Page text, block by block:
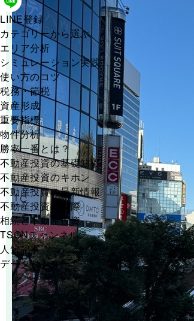
LINE登録
カテゴリーから選ぶ
エリア分析
シミュレーション実践
使い方のコツ
税務・節税
資産形成
重要指標
物件分析
勝率一番とは？
不動産投資の基礎知識
不動産投資のキホン
不動産投資の最新情報
不動産投資の実際
相続と不動産投資
TSONチャンネル
人気記事
データセンター